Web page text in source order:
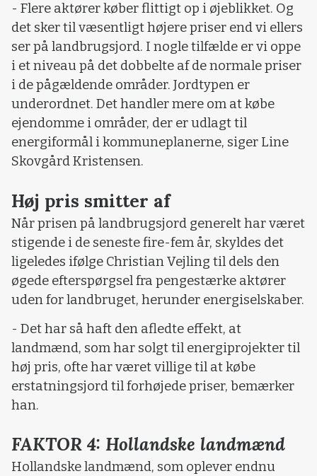
- Flere aktører køber flittigt op i øjeblikket. Og
det sker til væsentligt højere priser end vi ellers
ser på landbrugsjord. I nogle tilfælde er vi oppe
i et niveau på det dobbelte af de normale priser
i de pågældende områder. Jordtypen er
underordnet. Det handler mere om at købe
ejendomme i områder, der er udlagt til
energiformål i kommuneplanerne, siger Line
Skovgård Kristensen.
Høj pris smitter af
Når prisen på landbrugsjord generelt har været
stigende i de seneste fire-fem år, skyldes det
ligeledes ifølge Christian Vejling til dels den
øgede efterspørgsel fra pengestærke aktører
uden for landbruget, herunder energiselskaber.
- Det har så haft den afledte effekt, at
landmænd, som har solgt til energiprojekter til
høj pris, ofte har været villige til at købe
erstatningsjord til forhøjede priser, bemærker
han.
FAKTOR 4: Hollandske landmænd
Hollandske landmænd, som oplever endnu